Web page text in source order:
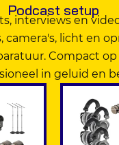
Podcast setup
interviews en
camera's, licht en
Compact
in geluid en